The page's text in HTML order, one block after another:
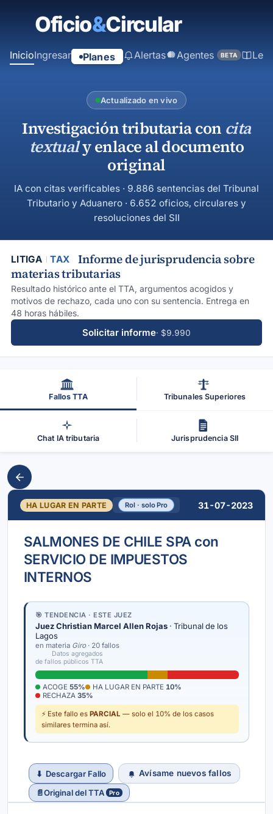
principal
InicioIngresar Planes Alertas Agentes BETA
Actualizado en vivo
Investigación tributaria con cita
textualy enlace al documento
original
IA con citas verificables · 9.886 sentencias del Tribunal
Tributario y Aduanero · 6.652 oficios, circulares y
resoluciones del SII
LITIGA TAX
Informe de jurisprudencia sobre
materias tributarias
Resultado histórico ante el TTA, argumentos acogidos y
motivos de rechazo, cada uno con su sentencia. Entrega en
48 horas hábiles.
Solicitar informe· $9.990
Fallos TTA Tribunales Superiores
Chat IA tributaria Jurisprudencia SII
HA LUGAR EN PARTE Rol · solo Pro 31-07-2023
SALMONES DE CHILE SPA con
SERVICIO DE IMPUESTOS
INTERNOS
🎯 TENDENCIA · ESTE JUEZ
Juez Christian Marcel Allen Rojas · Tribunal de los
Lagos
en materia Giro· 20 fallos
Datos agregados
de fallos públicos TTA
ACOGE 55% HA LUGAR EN PARTE 10%
RECHAZA 35%
⚡ Este fallo es PARCIAL — solo el 10% de los casos
similares termina así.
⬇ Descargar Fallo
Avísame nuevos fallos
📄Original del TTA Pro